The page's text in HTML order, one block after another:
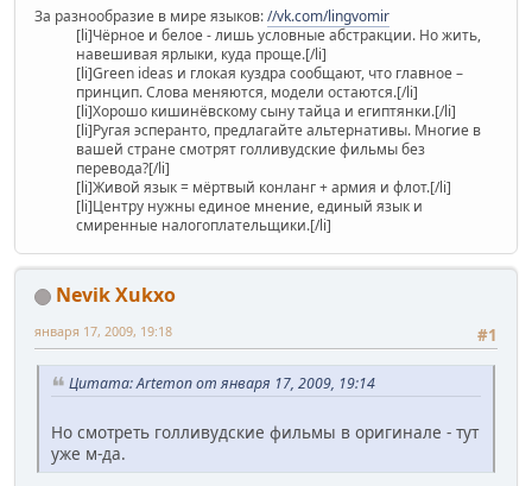
За разнообразие в мире языков://vk.com/lingvomir
[li]Чёрное и белое - лишь условные абстракции. Но жить,
навешивая ярлыки, куда проще.[/li]
[li]Green ideas и глокая куздра сообщают, что главное –
принцип. Слова меняются, модели остаются.[/li]
[li]Хорошо кишинёвскому сыну тайца и египтянки.[/li]
[li]Ругая эсперанто, предлагайте альтернативы. Многие в
вашей стране смотрят голливудские фильмы без
перевода?[/li]
[li]Живой язык = мёртвый конланг + армия и флот.[/li]
[li]Центру нужны единое мнение, единый язык и
смиренные налогоплательщики.[/li]
Nevik Xukxo
#1
января 17, 2009, 19:18
Цитата: Artemon от января 17, 2009, 19:14
Но смотреть голливудские фильмы в оригинале - тут
уже м-да.